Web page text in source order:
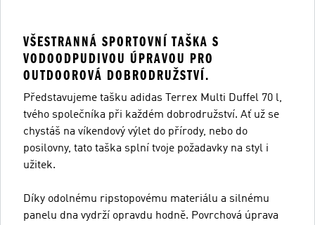
VŠESTRANNÁ SPORTOVNÍ TAŠKA S
VODOODPUDIVOU ÚPRAVOU PRO
OUTDOOROVÁ DOBRODRUŽSTVÍ.
Představujeme tašku adidas Terrex Multi Duffel 70 l,
tvého společníka při každém dobrodružství. Ať už se
chystáš na víkendový výlet do přírody, nebo do
posilovny, tato taška splní tvoje požadavky na styl i
užitek.
Díky odolnému ripstopovému materiálu a silnému
panelu dna vydrží opravdu hodně. Povrchová úprava